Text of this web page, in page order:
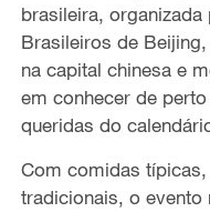
brasileira,
Brasileiros de
na capital chinesa e
em conhecer de
queridas do
Com comidas
tradicionais, o evento